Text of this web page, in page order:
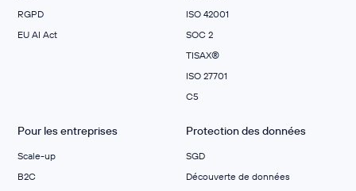
RGPD
EU AI Act
ISO 42001
SOC 2
TISAX®
ISO 27701
C5
Pour les entreprises
Scale-up
B2C
Protection des données
SGD
Découverte de données